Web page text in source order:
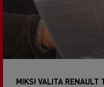
MIKSI VALITA RENAULT